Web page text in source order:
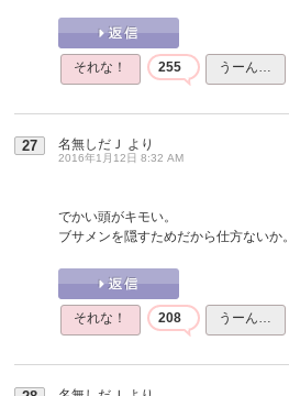
それな！ 255 うーん…
27 名無しだＪ より
2016年1月12日 8:32 AM
でかい頭がキモい。
ブサメンを隠すためだから仕方ないか。
それな！ 208 うーん…